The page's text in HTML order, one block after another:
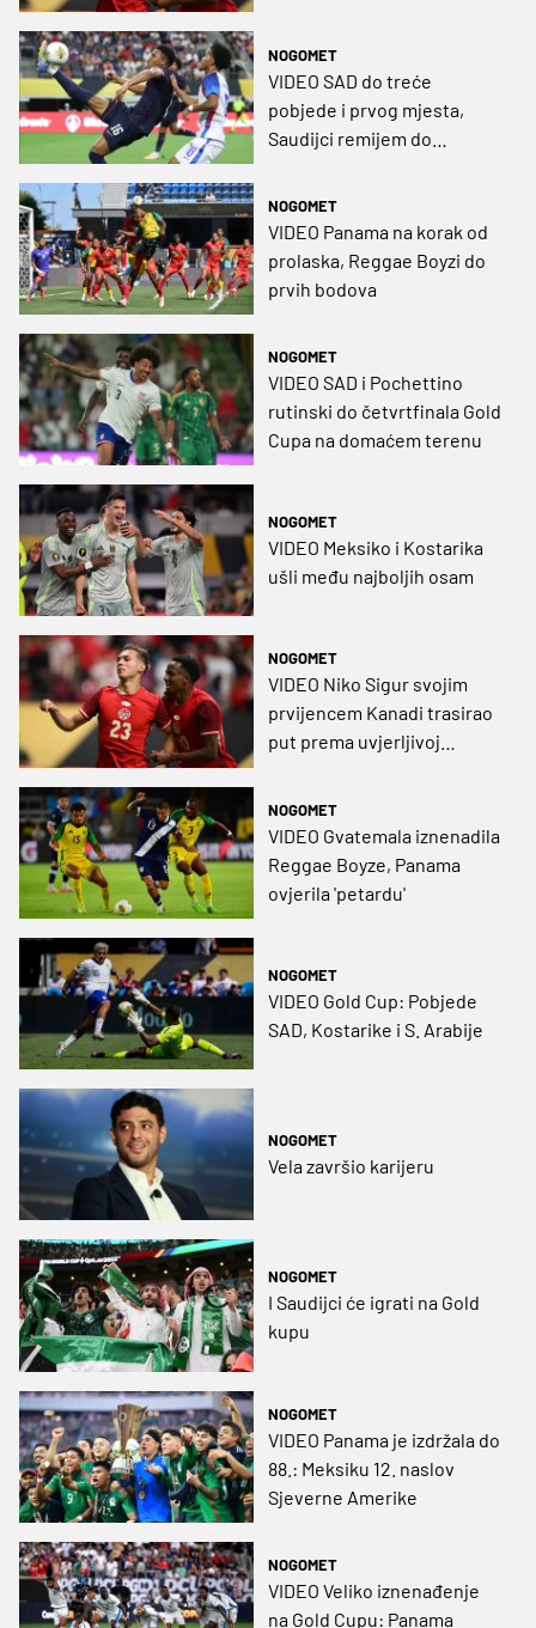
NOGOMET
VIDEO SAD do treće
pobjede i prvog mjesta,
Saudijci remijem do
NOGOMET
VIDEO Panama na korak od
prolaska, Reggae Boyzi do
prvih bodova
NOGOMET
VIDEO SAD i Pochettino
rutinski do četvrtfinala Gold
Cupa na domaćem terenu
NOGOMET
VIDEO Meksiko i Kostarika
ušli među najboljih osam
NOGOMET
VIDEO Niko Sigur svojim
prvijencem Kanadi trasirao
put prema uvjerljivoj
NOGOMET
VIDEO Gvatemala iznenadila
Reggae Boyze, Panama
ovjerila 'petardu'
NOGOMET
VIDEO Gold Cup: Pobjede
SAD, Kostarike i S. Arabije
NOGOMET
Vela završio karijeru
NOGOMET
I Saudijci će igrati na Gold
kupu
NOGOMET
VIDEO Panama je izdržala do
88.: Meksiku 12. naslov
Sjeverne Amerike
NOGOMET
VIDEO Veliko iznenađenje
na Gold Cupu: Panama